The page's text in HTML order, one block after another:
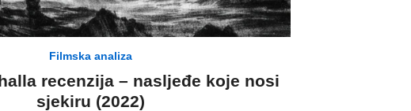
Filmska analiza
recenzija – nasljeđe koje nosi
sjekiru (2022)